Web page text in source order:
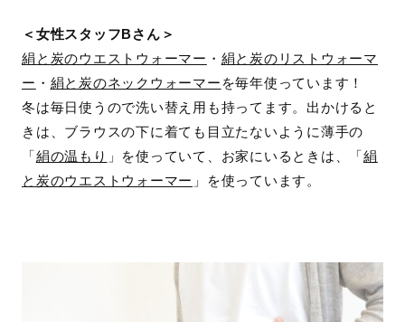
＜女性スタッフBさん＞
絹と炭のウエストウォーマー ・ 絹と炭のリストウォーマ
ー ・ 絹と炭のネックウォーマー を毎年使っています！
冬は毎日使うので洗い替え用も持ってます。出かけると
きは、ブラウスの下に着ても目立たないように薄手の
「 絹の温もり 」を使っていて、お家にいるときは、「絹
と炭のウエストウォーマー 」を使っています。